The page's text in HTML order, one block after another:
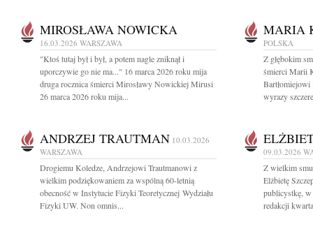
MIROSŁAWA NOWICKA
16.03.2026 WARSZAWA
"Ktoś tutaj był i był, a potem nagle zniknął i
uporczywie go nie ma..." 16 marca 2026 roku mija
druga rocznica śmierci Mirosławy Nowickiej Mirusi
26 marca 2026 roku mija...
MARIA
POLSKA
Z głębokim
śmierci Marii
wyrazy
ANDRZEJ TRAUTMAN 10.03.2026
WARSZAWA
Drogiemu Koledze, Andrzejowi Trautmanowi z
wielkim podziękowaniem za wspólną 60-letnią
obecność w Instytucie Fizyki Teoretycznej Wydziału
Fizyki UW. Non omnis...
09.03.2026
Z wielkim
Elżbietę
publicystkę, w
redakcji